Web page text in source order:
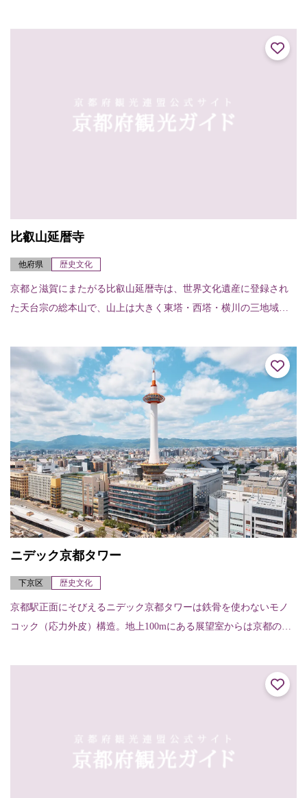
建っている。
比叡山延暦寺
他府県 歴史文化
京都と滋賀にまたがる比叡山延暦寺は、世界文化遺産に登録され
た天台宗の総本山で、山上は大きく東塔・西塔・横川の三地域に
中心に広がっている。...
ニデック京都タワー
下京区 歴史文化
京都駅正面にそびえるニデック京都タワーは鉄骨を使わないモノ
コック（応力外皮）構造。地上100mにある展望室からは京都の四
る。